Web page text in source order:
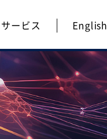
ービス English